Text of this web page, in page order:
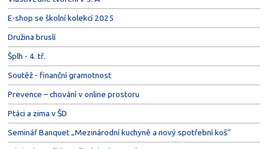
E-shop se školní kolekcí 2025
Družina bruslí
Šplh - 4. tř.
Soutěž - finanční gramotnost
Prevence – chování v online prostoru
Ptáci a zima v ŠD
Seminář Banquet „Mezinárodní kuchyně a nový spotřební koš“